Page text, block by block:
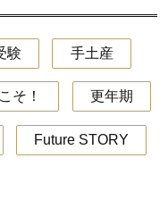
験 手土産
そ！ 更年期
Future STORY